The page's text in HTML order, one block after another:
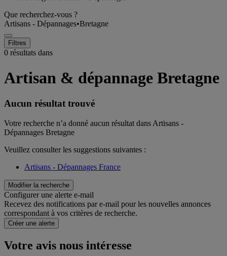
Que recherchez-vous ?
Artisans - Dépannages•Bretagne
Filtres
0 résultats dans
Artisan & dépannage Bretagne
Aucun résultat trouvé
Votre recherche n’a donné aucun résultat dans Artisans -
Dépannages Bretagne
Veuillez consulter les suggestions suivantes :
Artisans - Dépannages France
Modifier la recherche
Configurer une alerte e-mail
Recevez des notifications par e-mail pour les nouvelles annonces
correspondant à vos critères de recherche.
Créer une alerte
Votre avis nous intéresse